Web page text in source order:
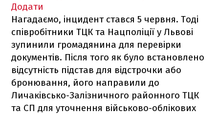
Додати
Нагадаємо, інцидент стався 5 червня. Тоді
співробітники ТЦК та Нацполіції у Львові
зупинили громадянина для перевірки
документів. Після того як було встановлено
відсутність підстав для відстрочки або
бронювання, його направили до
Личаківсько-Залізничного районного ТЦК
та СП для уточнення військово-облікових